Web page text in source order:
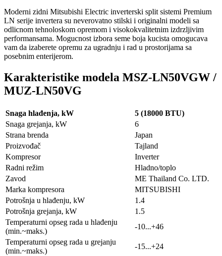
Moderni zidni Mitsubishi Electric inverterski split sistemi Premium
LN serije invertera su neverovatno stilski i originalni modeli sa
odlicnom tehnoloskom opremom i visokokvalitetnim izdrzljivim
performansama. Mogucnost izbora seme boja kucista omogucava
vam da izaberete opremu za ugradnju i rad u prostorijama sa
posebnim enterijerom.
Karakteristike modela MSZ-LN50VGW /
MUZ-LN50VG
Snaga hlađenja, kW
5 (18000 BTU)
Snaga grejanja, kW
6
Strana brenda
Japan
Proizvođač
Tajland
Kompresor
Inverter
Radni režim
Hladno/toplo
Zavod
ME Thailand Co. LTD.
Marka kompresora
MITSUBISHI
Potrošnja u hlađenju, kW
1.4
Potrošnja grejanja, kW
1.5
Temperaturni opseg rada u hlađenju
(min.~maks.)
-10...+46
Temperaturni opseg rada u grejanju
(min.~maks.)
-15...+24